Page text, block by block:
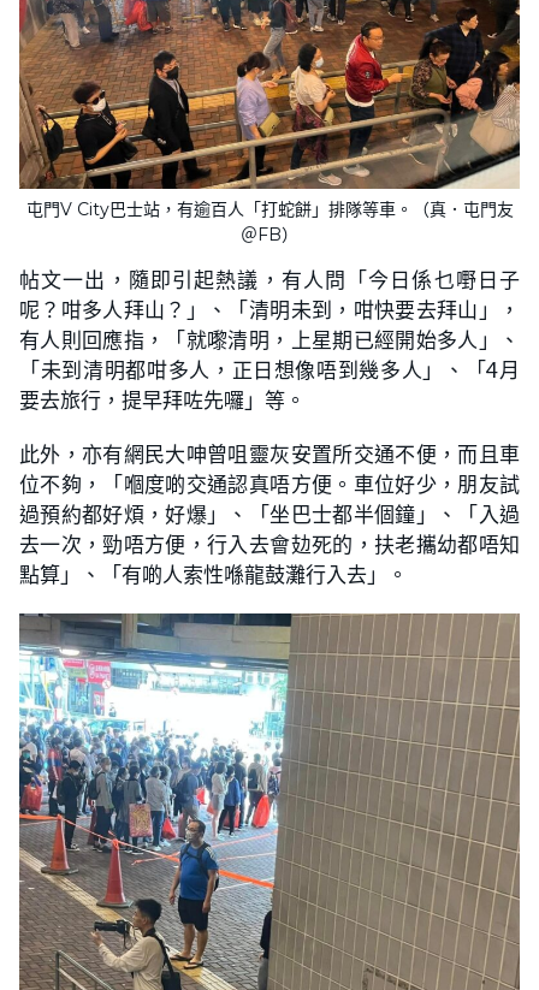
屯門V City巴士站，有逾百人「打蛇餅」排隊等車。（真．屯門友
＠FB）
帖文一出，隨即引起熱議，有人問「今日係乜嘢日子
呢？咁多人拜山？」、「清明未到，咁快要去拜山」，
有人則回應指，「就嚟清明，上星期已經開始多人」、
「未到清明都咁多人，正日想像唔到幾多人」、「4月
要去旅行，提早拜咗先囉」等。
此外，亦有網民大呻曾咀靈灰安置所交通不便，而且車
位不夠，「嗰度啲交通認真唔方便。車位好少，朋友試
過預約都好煩，好爆」、「坐巴士都半個鐘」、「入過
去一次，勁唔方便，行入去會攰死的，扶老攜幼都唔知
點算」、「有啲人索性喺龍鼓灘行入去」。